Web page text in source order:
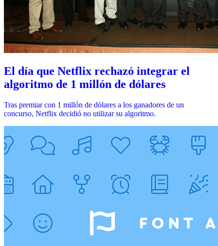
El día que Netflix rechazó integrar el
algoritmo de 1 millón de dólares
Tras premiar con 1 millón de dólares a los ganadores de un
concurso, Netflix decidió no utilizar su algoritmo.